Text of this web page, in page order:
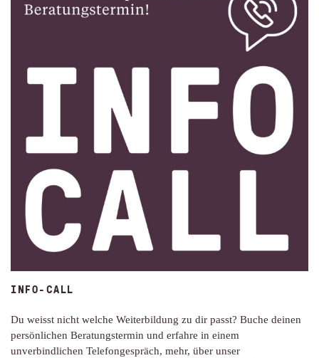
INFO-CALL
Du weisst nicht welche Weiterbildung zu dir passt? Buche deinen
persönlichen Beratungstermin und erfahre in einem
unverbindlichen Telefongespräch, mehr, über unser